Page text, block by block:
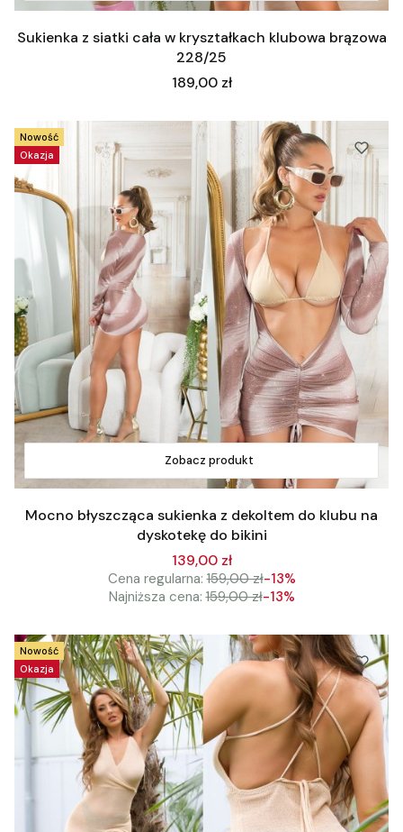
Sukienka z siatki cała w kryształkach klubowa brązowa
228/25
Cena
189,00 zł
Okazja
Nowość
Zobacz produkt
Mocno błyszcząca sukienka z dekoltem do klubu na
dyskotekę do bikini
139,00 zł
Cena regularna: 159,00 zł-13%
Najniższa cena: 159,00 zł-13%
Okazja
Nowość